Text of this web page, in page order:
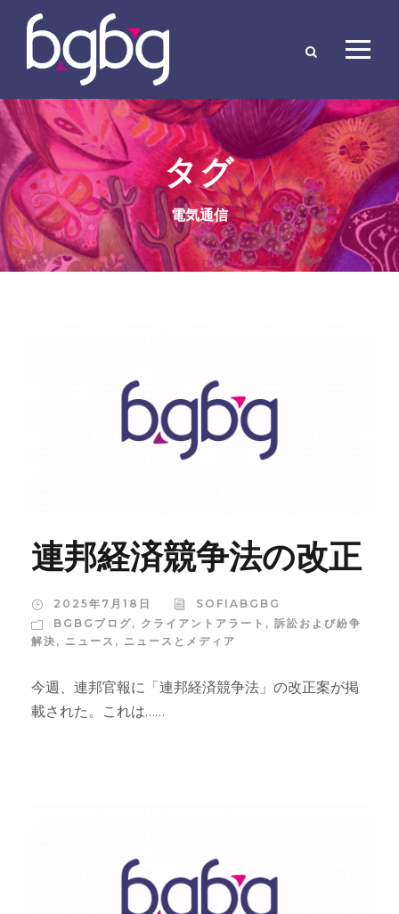
タグ
電気通信
連邦経済競争法の改正
2025年7月18日
SOFIABGBG
BGBGブログ, クライアントアラート , 訴訟および紛争
解決 , ニュース , ニュースとメディア
今週、連邦官報に「連邦経済競争法」の改正案が掲
載された。これは……